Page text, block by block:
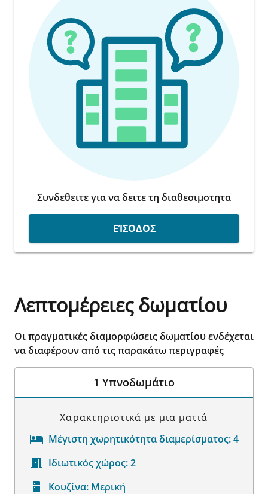
Συνδεθειτε για να δειτε τη διαθεσιμοτητα
ΕΊΣΟΔΟΣ
Λεπτομέρειες δωματίου
Οι πραγματικές διαμορφώσεις δωματίου ενδέχεται
να διαφέρουν από τις παρακάτω περιγραφές
1 Υπνοδωμάτιο
Χαρακτηριστικά με μια ματιά
Μέγιστη χωρητικότητα διαμερίσματος:4
Ιδιωτικός χώρος:2
Κουζίνα: Μερική